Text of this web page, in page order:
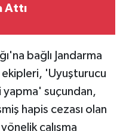
Attı
bağlı Jandarma
ekipleri, 'Uyuşturucu
yapma' suçundan,
hapis cezası olan
çalışma